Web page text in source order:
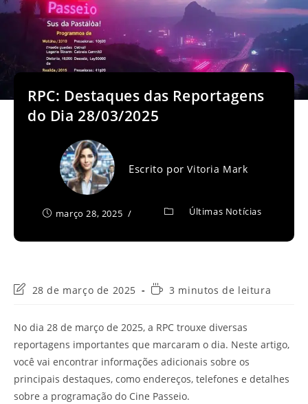
RPC: Destaques das Reportagens
do Dia 28/03/2025
Escrito porVitoria Mark
março 28, 2025 Últimas Notícias
Última
post:
28 de março de 2025
Tempo3 minutos de leitura
No dia 28 de março de 2025, a RPC trouxe diversas
reportagens importantes que marcaram o dia. Neste artigo,
você vai encontrar informações adicionais sobre os
principais destaques, como endereços, telefones e detalhes
sobre a programação do Cine Passeio.